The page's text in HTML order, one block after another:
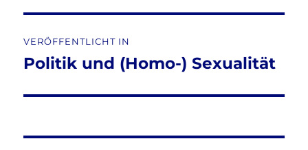
VERÖFFENTLICHT IN
Politik und (Homo-) Sexualität